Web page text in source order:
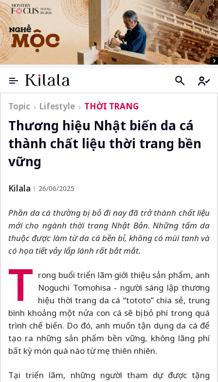
Topic Lifestyle THỜI TRANG
Thương hiệu Nhật biến da cá
thành chất liệu thời trang bền
vững
Kilala 26/06/2025
Phần da cá thường bị bỏ đi nay đã trở thành chất liệu
mới cho ngành thời trang Nhật Bản. Những tấm da
thuộc được làm từ da cá bền bỉ, không có mùi tanh và
có họa tiết vảy lấp lánh rất bắt mắt.
T rong buổi triển lãm giới thiệu sản phẩm, anh
Noguchi Tomohisa - người sáng lập thương
hiệu thời trang da cá “tototo” chia sẻ, trung
bình khoảng một nửa con cá sẽ bị bỏ phí trong quá
trình chế biến. Do đó, anh muốn tận dụng da cá để
tạo ra những sản phẩm bền vững, không lãng phí
bất kỳ món quà nào từ mẹ thiên nhiên.
Tại triển lãm, những người tham dự được tặng